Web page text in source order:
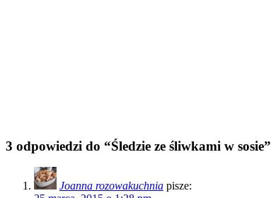
3 odpowiedzi do “Śledzie ze śliwkami w sosie”
Joanna rozowakuchnia pisze: